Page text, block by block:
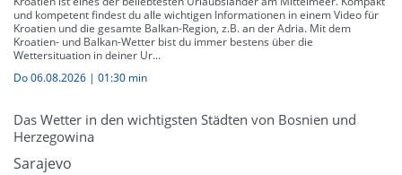
und kompetent findest du alle wichtigen Informationen in einem Video für
Kroatien und die gesamte Balkan-Region, z.B. an der Adria. Mit dem
Kroatien- und Balkan-Wetter bist du immer bestens über die
Wettersituation in deiner Ur...
Do 06.08.2026 | 01:30 min
Das Wetter in den wichtigsten Städten von Bosnien und
Herzegowina
Sarajevo